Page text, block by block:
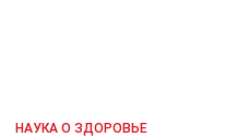
НАУКА О ЗДОРОВЬЕ